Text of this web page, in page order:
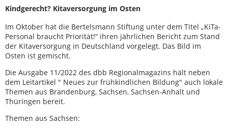
Kindgerecht? Kitaversorgung im Osten
Im Oktober hat die Bertelsmann Stiftung unter dem Titel „KiTa-
Personal braucht Priorität!“ ihren jährlichen Bericht zum Stand
der Kitaversorgung in Deutschland vorgelegt. Das Bild im
Osten ist gemischt.
Die Ausgabe 11/2022 des dbb Regionalmagazins hält neben
dem Leitartikel " Neues zur frühkindlichen Bildung" auch lokale
Themen aus Brandenburg, Sachsen, Sachsen-Anhalt und
Thüringen bereit.
Themen aus Sachsen: